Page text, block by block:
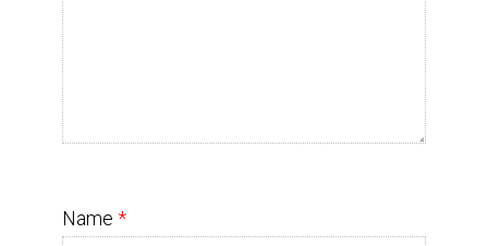
Name*